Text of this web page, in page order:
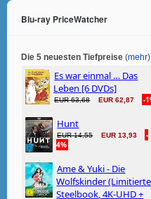
Blu-ray PriceWatcher
Die 5 neuesten Tiefpreise (mehr)